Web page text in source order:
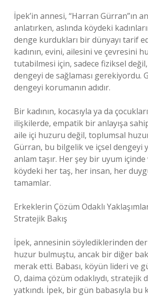
İpek’in annesi, “Harran Gürran”ın
anlatırken, aslında köydeki
denge kurdukları bir dünyayı tarif
kadının, evini, ailesini ve çevresini
tutabilmesi için, sadece fiziksel
dengeyi de sağlaması gerekiyordu.
dengeyi korumanın adıdır.
Bir kadının, kocasıyla ya da
ilişkilerde, empatik bir anlayışa
aile içi huzuru değil, toplumsal
Gürran, bu bilgelik ve içsel dengeyi
anlam taşır. Her şey bir uyum içinde
köydeki her taş, her insan, her
tamamlar.
Erkeklerin Çözüm Odaklı
Stratejik Bakış
İpek, annesinin söylediklerinden
huzur bulmuştu, ancak bir diğer
merak etti. Babası, köyün lideri ve
O, daima çözüm odaklıydı, stratejik
yatkındı. İpek, bir gün babasıyla bu